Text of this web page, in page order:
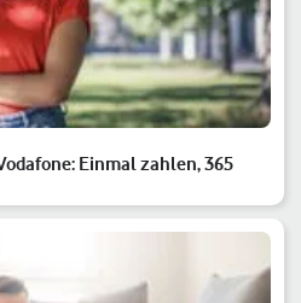
Einmal zahlen, 365